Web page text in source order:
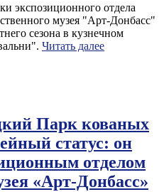
экспозиционного отдела
музея "Арт-Донбасс"
сезона в кузнечном
Читать далее
Парк кованых
статус: он
отделом
«Арт-Донбасс»